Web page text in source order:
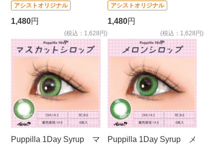
アシストオリジナル
1,480円
(税込：1,628円)
アシストオリジナル
1,480円
(税込：1,628円)
Puppilla 1Day Syrup マ
Puppilla 1Day Syrup メ